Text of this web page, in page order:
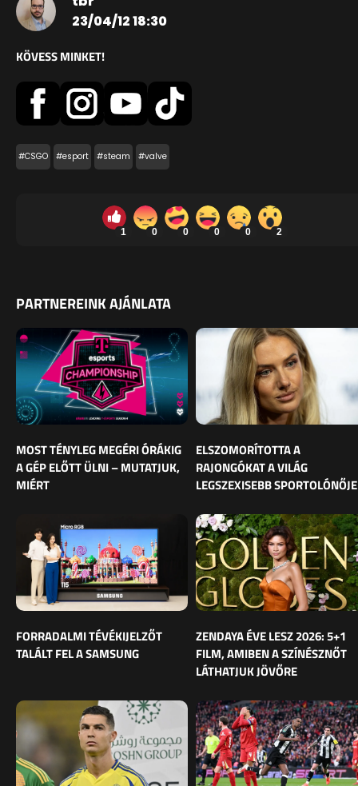
23/04/12 18:30
KÖVESS MINKET!
#CSGO #esport #steam #valve
1 0 0 0 0 2
PARTNEREINK AJÁNLATA
MOST TÉNYLEG MEGÉRI ÓRÁKIG
A GÉP ELŐTT ÜLNI – MUTATJUK,
MIÉRT
ELSZOMORÍTOTTA A
RAJONGÓKAT A VILÁG
LEGSZEXISEBB SPORTOLÓNŐJE
FORRADALMI TÉVÉKIJELZŐT
TALÁLT FEL A SAMSUNG
ZENDAYA ÉVE LESZ 2026: 5+1
FILM, AMIBEN A SZÍNÉSZNŐT
LÁTHATJUK JÖVŐRE